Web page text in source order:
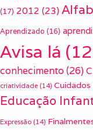
(17) 2012 (23)
Aprendizado (16)
Avisa lá
conhecimento(26)
criatividade (14) Cuidados
Educação
Expressão (14)